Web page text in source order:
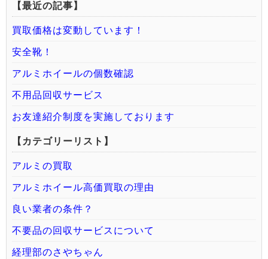
【最近の記事】
買取価格は変動しています！
安全靴！
アルミホイールの個数確認
不用品回収サービス
お友達紹介制度を実施しております
【カテゴリーリスト】
アルミの買取
アルミホイール高価買取の理由
良い業者の条件？
不要品の回収サービスについて
経理部のさやちゃん